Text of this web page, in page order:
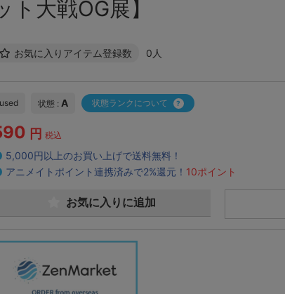
ト大戦OG展】
お気に入りアイテム登録数 0人
used 状態 : A 状態ランクについて
円 税込
5,000円以上のお買い上げで送料無料！
アニメイトポイント連携済みで2%還元！ 10ポイント
お気に入りに追加